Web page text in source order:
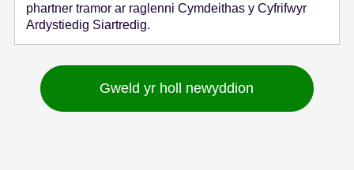
phartner tramor ar raglenni Cymdeithas y Cyfrifwyr
Ardystiedig Siartredig.
Gweld yr holl newyddion